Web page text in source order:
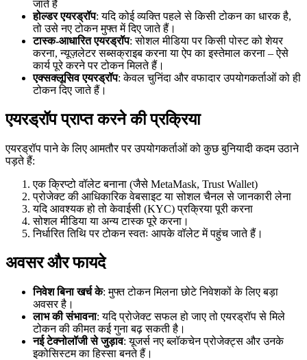
जाते हैं
होल्डर एयरड्रॉप: यदि कोई व्यक्ति पहले से किसी टोकन का धारक है,
तो उसे नए टोकन मुफ्त में दिए जाते हैं।
टास्क-आधारित एयरड्रॉप: सोशल मीडिया पर किसी पोस्ट को शेयर
करना, न्यूज़लेटर सब्सक्राइब करना या ऐप का इस्तेमाल करना – ऐसे
कार्य पूरे करने पर टोकन मिलते हैं।
एक्सक्लूसिव एयरड्रॉप: केवल चुनिंदा और वफादार उपयोगकर्ताओं को ही
टोकन दिए जाते हैं।
एयरड्रॉप प्राप्त करने की प्रक्रिया
एयरड्रॉप पाने के लिए आमतौर पर उपयोगकर्ताओं को कुछ बुनियादी कदम उठाने
पड़ते हैं:
एक क्रिप्टो वॉलेट बनाना (जैसे MetaMask, Trust Wallet)
प्रोजेक्ट की आधिकारिक वेबसाइट या सोशल चैनल से जानकारी लेना
यदि आवश्यक हो तो केवाईसी (KYC) प्रक्रिया पूरी करना
सोशल मीडिया या अन्य टास्क पूरे करना।
निर्धारित तिथि पर टोकन स्वतः आपके वॉलेट में पहुंच जाते हैं।
अवसर और फायदे
निवेश बिना खर्च के: मुफ्त टोकन मिलना छोटे निवेशकों के लिए बड़ा
अवसर है।
लाभ की संभावना: यदि प्रोजेक्ट सफल हो जाए तो एयरड्रॉप से मिले
टोकन की कीमत कई गुना बढ़ सकती है।
नई टेक्नोलॉजी से जुड़ाव: यूजर्स नए ब्लॉकचेन प्रोजेक्ट्स और उनके
इकोसिस्टम का हिस्सा बनते हैं।